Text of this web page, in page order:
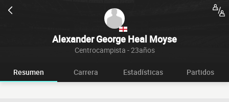
Alexander George Heal Moyse
Centrocampista - 23años
Resumen Carrera Estadísticas Partidos